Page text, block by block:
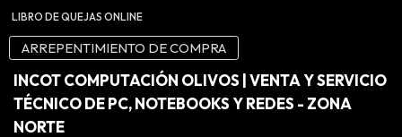
LIBRO DE QUEJAS ONLINE
ARREPENTIMIENTO DE COMPRA
INCOT COMPUTACIÓN OLIVOS | VENTA Y SERVICIO
TÉCNICO DE PC, NOTEBOOKS Y REDES - ZONA
NORTE